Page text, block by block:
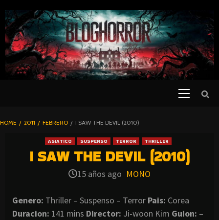
TO
CONTENT
BLOGHORROR
HOME 2011 FEBRERO I SAW THE DEVIL (2010)
ASIATICO SUSPENSO TERROR THRILLER
I SAW THE DEVIL (2010)
15 años ago MONO
Genero: Thriller – Suspenso – Terror Pais: Corea
Duracion: 141 mins Director: Ji-woon Kim Guion: –